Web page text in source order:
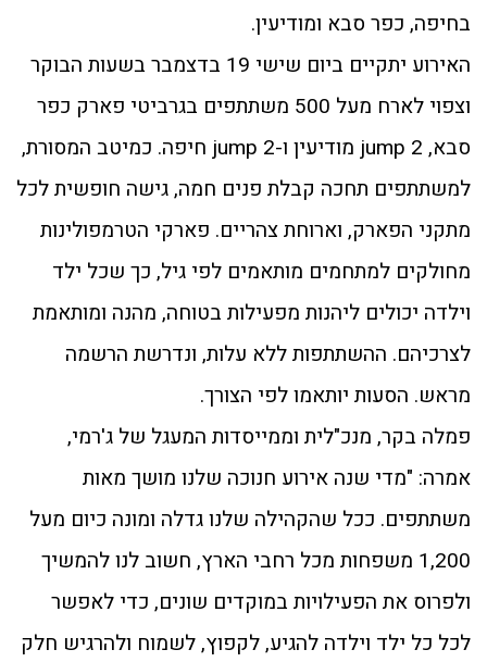
בחיפה, כפר סבא ומודיעין.
האירוע יתקיים ביום שישי 19 בדצמבר בשעות הבוקר
וצפוי לארח מעל 500 משתתפים בגרביטי פארק כפר
סבא, 2 jump מודיעין ו-2 jump חיפה. כמיטב המסורת,
למשתתפים תחכה קבלת פנים חמה, גישה חופשית לכל
מתקני הפארק, וארוחת צהריים. פארקי הטרמפולינות
מחולקים למתחמים מותאמים לפי גיל, כך שכל ילד
וילדה יכולים ליהנות מפעילות בטוחה, מהנה ומותאמת
לצרכיהם. ההשתתפות ללא עלות, ונדרשת הרשמה
מראש. הסעות יותאמו לפי הצורך.
פמלה בקר, מנכ"לית וממייסדות המעגל של ג'רמי,
אמרה: "מדי שנה אירוע חנוכה שלנו מושך מאות
משתתפים. ככל שהקהילה שלנו גדלה ומונה כיום מעל
1,200 משפחות מכל רחבי הארץ, חשוב לנו להמשיך
ולפרוס את הפעילויות במוקדים שונים, כדי לאפשר
לכל כל ילד וילדה להגיע, לקפוץ, לשמוח ולהרגיש חלק